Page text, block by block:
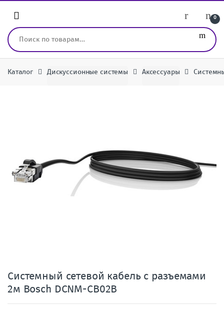
0
Искать:
Каталог Дискуссионные системы Аксессуары
Системный сетевой кабель с разъемами
2м Bosch DCNM-CB02B